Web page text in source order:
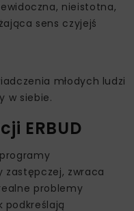
nieistotna,
sens czyjejś
młodych ludzi
w siebie.
ERBUD
zastępczej, zwraca
problemy
podkreślają